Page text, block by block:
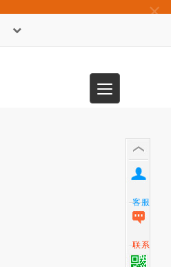
×
Toggle
navigation
客服
联系